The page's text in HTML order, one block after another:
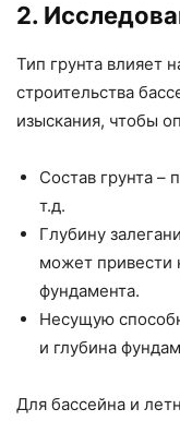
2.
Тип грунта влияет
строительства
изыскания, чтобы
Состав грунта –
т.д.
Глубину
может привести
фундамента.
Несущую
и глубина
Для бассейна и